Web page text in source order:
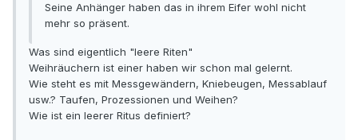
Seine Anhänger haben das in ihrem Eifer wohl nicht
mehr so präsent.
Was sind eigentlich "leere Riten"
Weihräuchern ist einer haben wir schon mal gelernt.
Wie steht es mit Messgewändern, Kniebeugen, Messablauf
usw.? Taufen, Prozessionen und Weihen?
Wie ist ein leerer Ritus definiert?